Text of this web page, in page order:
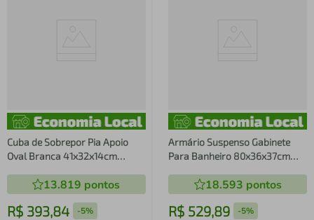
Cuba de Sobrepor Pia Apoio
Oval Branca 41x32x14cm
13.819 pontos
R$ 393,84 -5%
Armário Suspenso Gabinete
Para Banheiro 80x36x37cm
18.593 pontos
R$ 529,89 -5%